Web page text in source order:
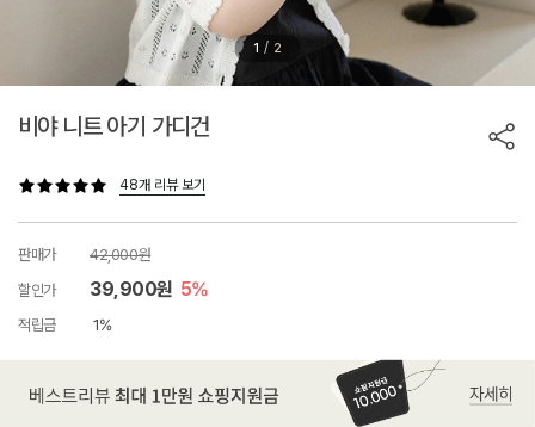
1 / 2
비야 니트 아기 가디건
48개 리뷰 보기
판매가
42,000원
할인가
39,900원 5%
적립금 1%